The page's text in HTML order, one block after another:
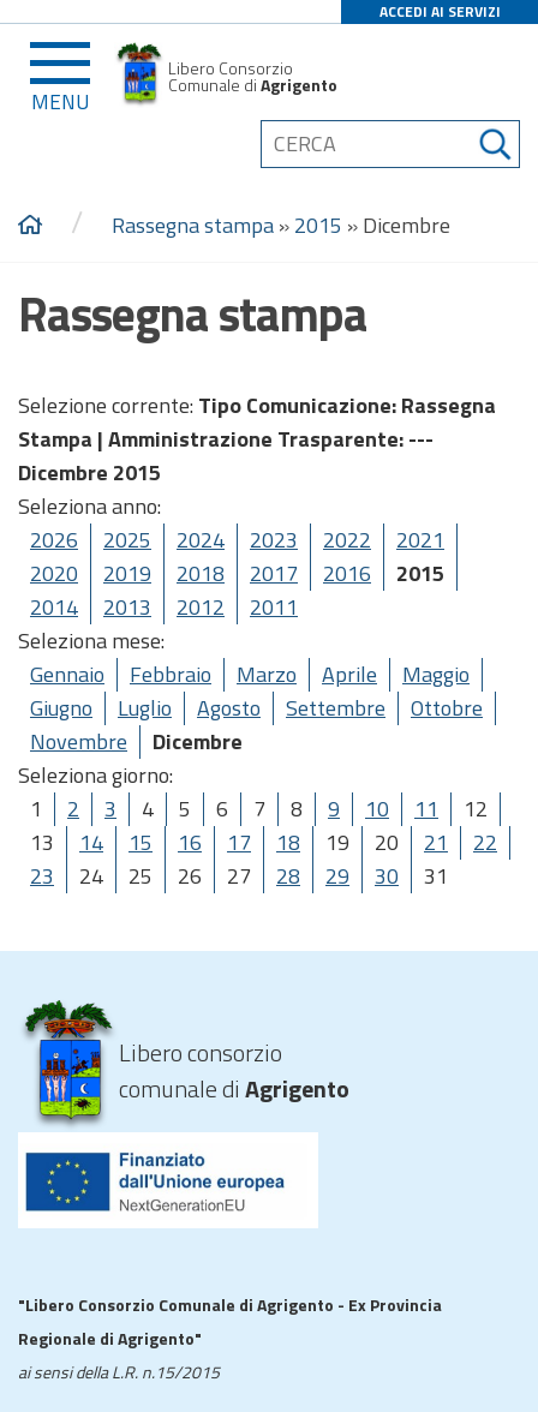
ACCEDI AI SERVIZI
MENU
Libero Consorzio
Comunale diAgrigento
/ Rassegna stampa»2015 »Dicembre
Rassegna stampa
Selezione corrente: Tipo Comunicazione: Rassegna
Stampa |Amministrazione Trasparente: ---
Dicembre 2015
Seleziona anno:
2026
2025 2024 2023 2022
2021
2020
2019 2018 2017 2016
2015
2014
2013 2012
2011
Seleziona mese:
Gennaio
Febbraio Marzo Aprile
Maggio
Giugno
Luglio Agosto Settembre
Ottobre
Novembre
Dicembre
Seleziona giorno:
1
2 3 4 5 6 7 8 9 10 11
12
13
14 15 16 17 18 19 20 21
22
23
24 25 26 27 28 29 30 31
Libero consorzio
comunale diAgrigento
"Libero Consorzio Comunale di Agrigento - Ex Provincia
Regionale di Agrigento"
ai sensi della L.R. n.15/2015